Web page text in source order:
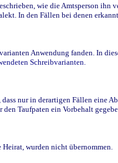
wie die Amtsperson ihn
In den Fällen bei denen
Anwendung fanden. In
Schreibvarianten.
nur in derartigen Fällen eine
Taufpaten ein Vorbehalt
wurden nicht übernommen.